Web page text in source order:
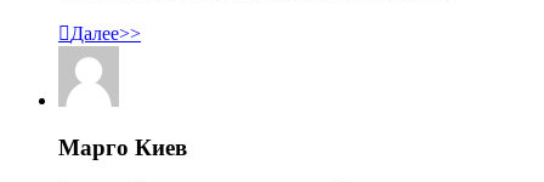
Далее>>
Марго Киев